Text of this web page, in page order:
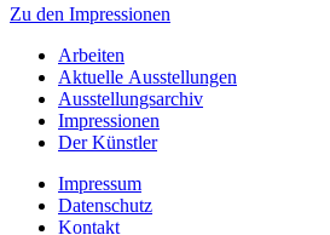
Zu den Impressionen
Arbeiten
Aktuelle Ausstellungen
Ausstellungsarchiv
Impressionen
Der Künstler
Impressum
Datenschutz
Kontakt